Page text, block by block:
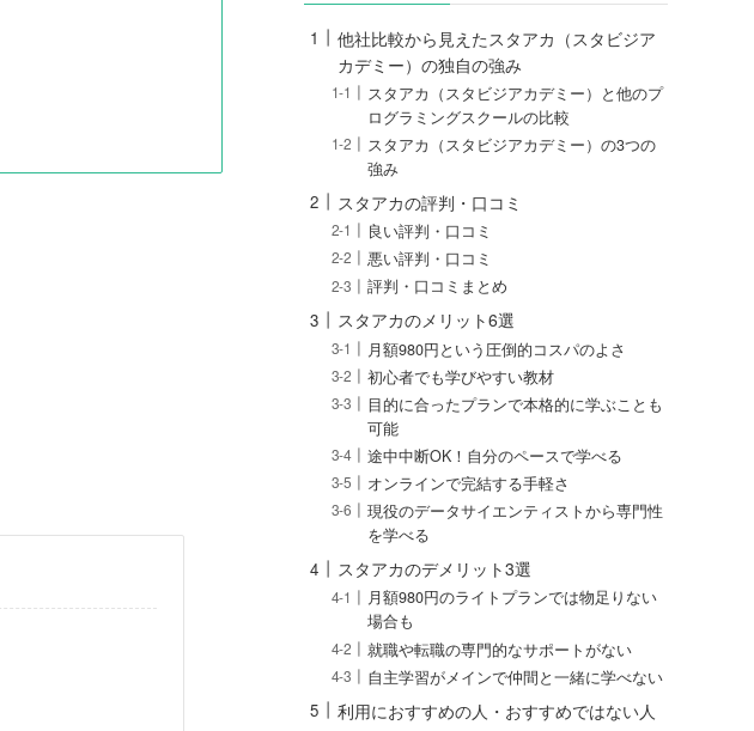
他社比較から見えたスタアカ（スタビジア
カデミー）の独自の強み
スタアカ（スタビジアカデミー）と他のプ
ログラミングスクールの比較
スタアカ（スタビジアカデミー）の3つの
強み
スタアカの評判・口コミ
良い評判・口コミ
悪い評判・口コミ
評判・口コミまとめ
スタアカのメリット6選
月額980円という圧倒的コスパのよさ
初心者でも学びやすい教材
目的に合ったプランで本格的に学ぶことも
可能
途中中断OK！自分のペースで学べる
オンラインで完結する手軽さ
現役のデータサイエンティストから専門性
を学べる
スタアカのデメリット3選
月額980円のライトプランでは物足りない
場合も
就職や転職の専門的なサポートがない
自主学習がメインで仲間と一緒に学べない
利用におすすめの人・おすすめではない人